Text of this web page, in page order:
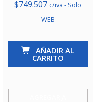
$749.507 c/iva - Solo
WEB
Bomba
Pedr.
2Cp
AÑADIR AL
CARRITO